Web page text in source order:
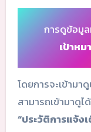
การดูข้อมู
เป้าหม
โดยการจะเข้ามา
สามารถเข้ามาดูไ
“ประวัติการแจ้ง